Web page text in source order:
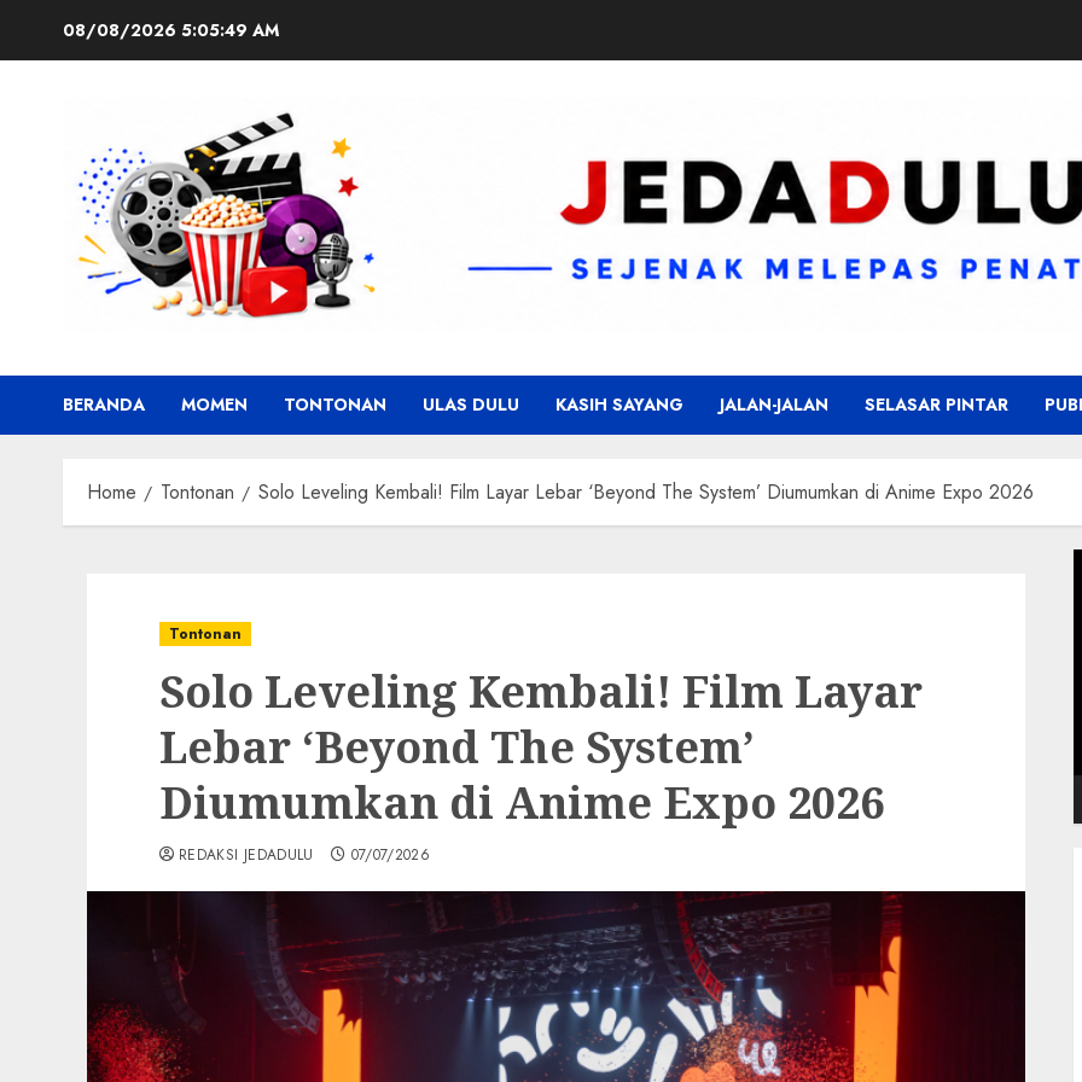
08/08/2026 5:05:50 AM
BERANDA MOMEN TONTONAN ULAS DULU KASIH SAYANG JALAN-JALAN SELASAR PINTAR
Home Tontonan Solo Leveling Kembali! Film Layar Lebar ‘Beyond The System’ Diumumkan di Anime Expo 2026
Tontonan
Solo Leveling Kembali! Film Layar
Lebar ‘Beyond The System’
Diumumkan di Anime Expo 2026
REDAKSI JEDADULU 07/07/2026